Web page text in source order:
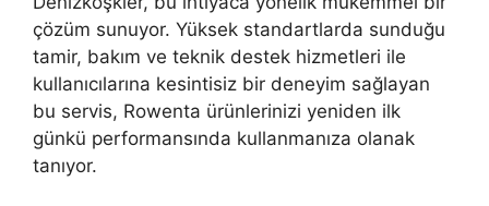
çözüm sunuyor. Yüksek standartlarda sunduğu
tamir, bakım ve teknik destek hizmetleri ile
kullanıcılarına kesintisiz bir deneyim sağlayan
bu servis, Rowenta ürünlerinizi yeniden ilk
günkü performansında kullanmanıza olanak
tanıyor.